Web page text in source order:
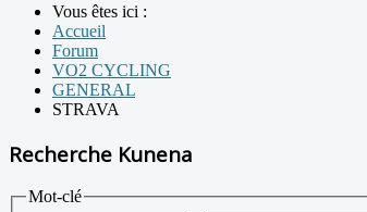
Vous êtes ici :
Accueil
Forum
VO2 CYCLING
GENERAL
STRAVA
Recherche Kunena
Mot-clé